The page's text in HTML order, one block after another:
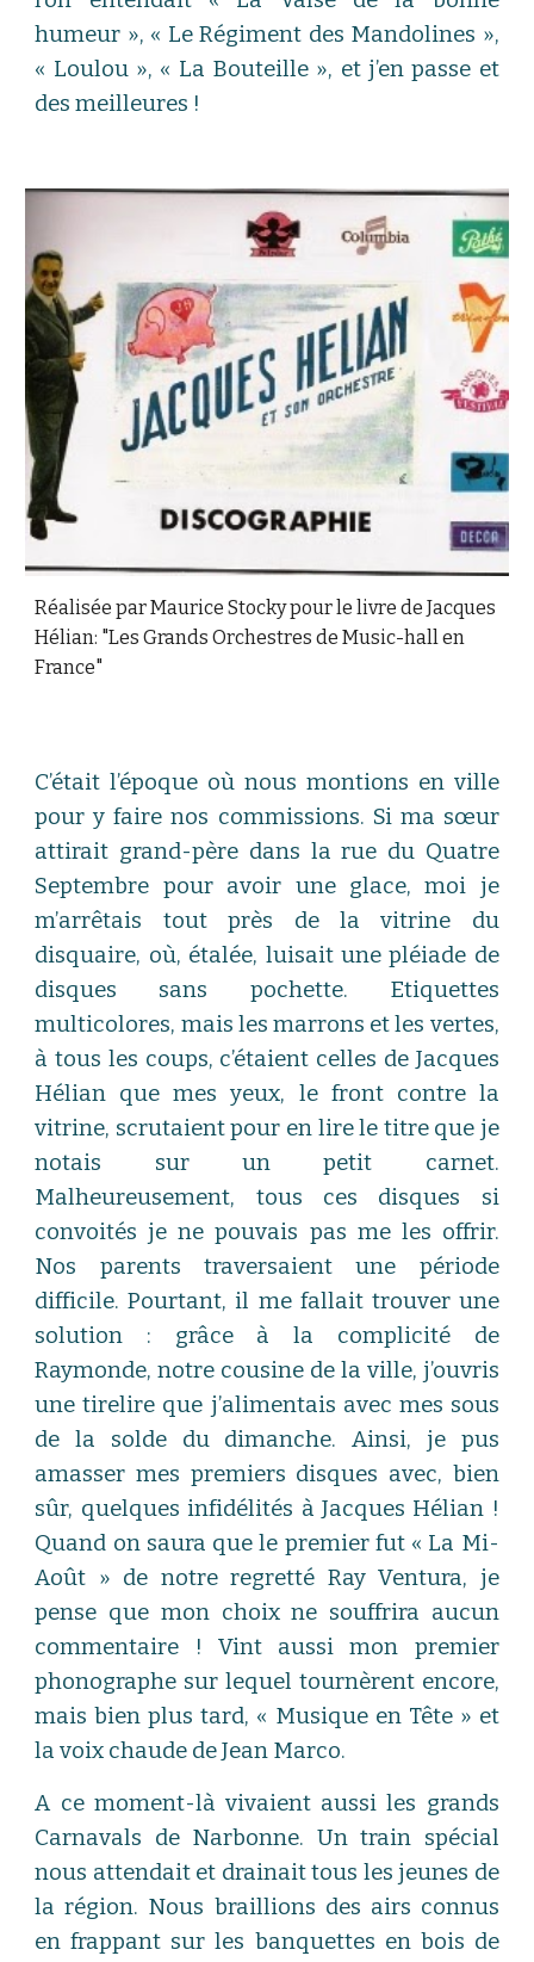
humeur », « Le Régiment des Mandolines »,
« Loulou », « La Bouteille », et j’en passe et
des meilleures !
Réalisée par Maurice Stocky pour le livre de Jacques
Hélian: "Les Grands Orchestres de Music-hall en
France"
C’était l’époque où nous montions en ville
pour y faire nos commissions. Si ma sœur
attirait grand-père dans la rue du Quatre
Septembre pour avoir une glace, moi je
m’arrêtais tout près de la vitrine du
disquaire, où, étalée, luisait une pléiade de
disques sans pochette. Etiquettes
multicolores, mais les marrons et les vertes,
à tous les coups, c’étaient celles de Jacques
Hélian que mes yeux, le front contre la
vitrine, scrutaient pour en lire le titre que je
notais sur un petit carnet.
Malheureusement, tous ces disques si
convoités je ne pouvais pas me les offrir.
Nos parents traversaient une période
difficile. Pourtant, il me fallait trouver une
solution : grâce à la complicité de
Raymonde, notre cousine de la ville, j’ouvris
une tirelire que j’alimentais avec mes sous
de la solde du dimanche. Ainsi, je pus
amasser mes premiers disques avec, bien
sûr, quelques infidélités à Jacques Hélian !
Quand on saura que le premier fut « La Mi-
Août » de notre regretté Ray Ventura, je
pense que mon choix ne souffrira aucun
commentaire ! Vint aussi mon premier
phonographe sur lequel tournèrent encore,
mais bien plus tard, « Musique en Tête » et
la voix chaude de Jean Marco.
A ce moment-là vivaient aussi les grands
Carnavals de Narbonne. Un train spécial
nous attendait et drainait tous les jeunes de
la région. Nous braillions des airs connus
en frappant sur les banquettes en bois de